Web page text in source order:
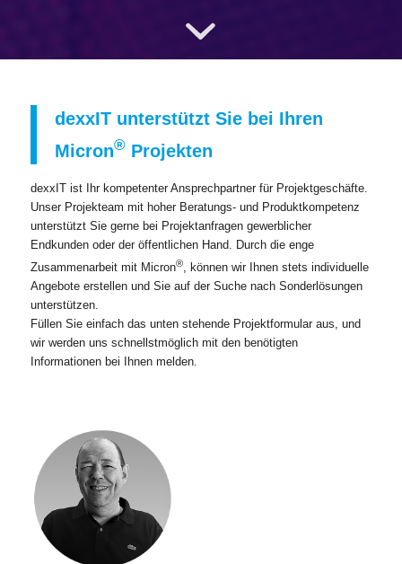
dexxIT unterstützt Sie bei Ihren
Micron®Projekten
dexxIT ist Ihr kompetenter Ansprechpartner für Projektgeschäfte.
Unser Projekteam mit hoher Beratungs- und Produktkompetenz
unterstützt Sie gerne bei Projektanfragen gewerblicher
Endkunden oder der öffentlichen Hand. Durch die enge
Zusammenarbeit mit Micron®, können wir Ihnen stets individuelle
Angebote erstellen und Sie auf der Suche nach Sonderlösungen
unterstützen.
Füllen Sie einfach das unten stehende Projektformular aus, und
wir werden uns schnellstmöglich mit den benötigten
Informationen bei Ihnen melden.